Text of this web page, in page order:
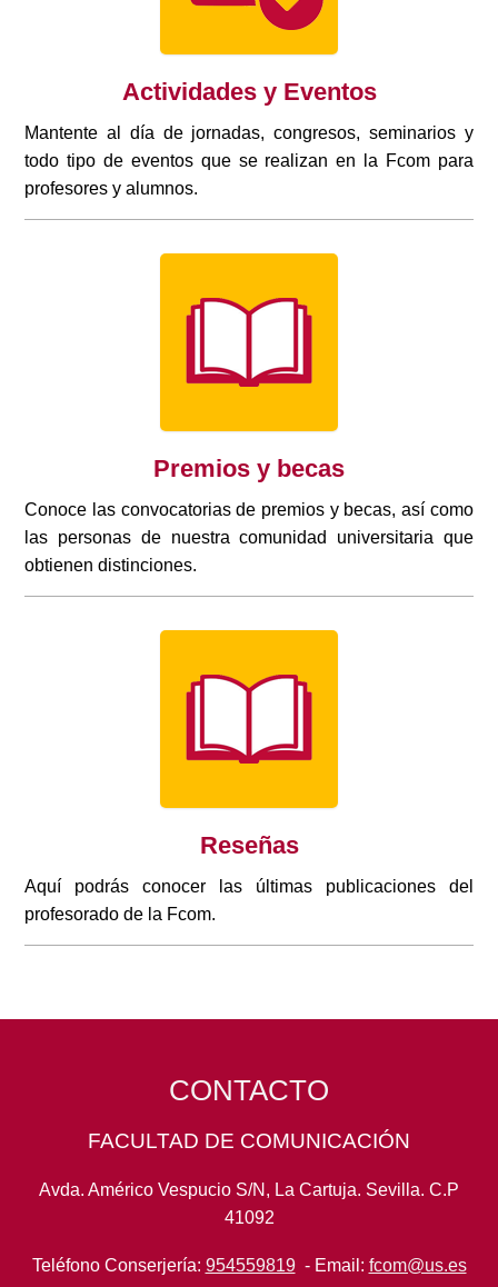
Actividades y Eventos
Mantente al día de jornadas, congresos, seminarios y
todo tipo de eventos que se realizan en la Fcom para
profesores y alumnos.
Premios y becas
Conoce las convocatorias de premios y becas, así como
las personas de nuestra comunidad universitaria que
obtienen distinciones.
Reseñas
Aquí podrás conocer las últimas publicaciones del
profesorado de la Fcom.
CONTACTO
FACULTAD DE COMUNICACIÓN
Avda. Américo Vespucio S/N, La Cartuja. Sevilla. C.P
41092
Teléfono Conserjería: 954559819- Email: fcom@us.es